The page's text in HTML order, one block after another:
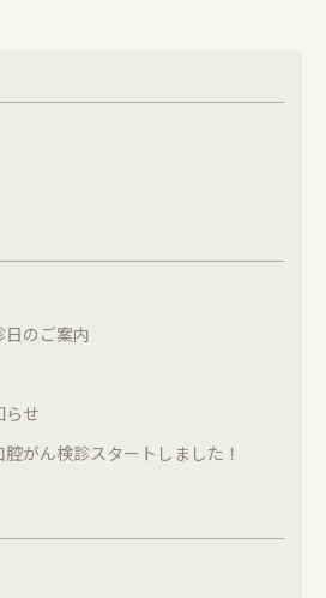
日のご案内
らせ
がん検診スタートしました！